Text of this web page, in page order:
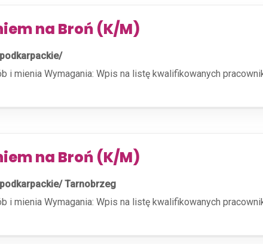
na Broń (K/M)
podkarpackie/
mienia Wymagania: Wpis na listę kwalifikowanych
na Broń (K/M)
podkarpackie/ Tarnobrzeg
mienia Wymagania: Wpis na listę kwalifikowanych